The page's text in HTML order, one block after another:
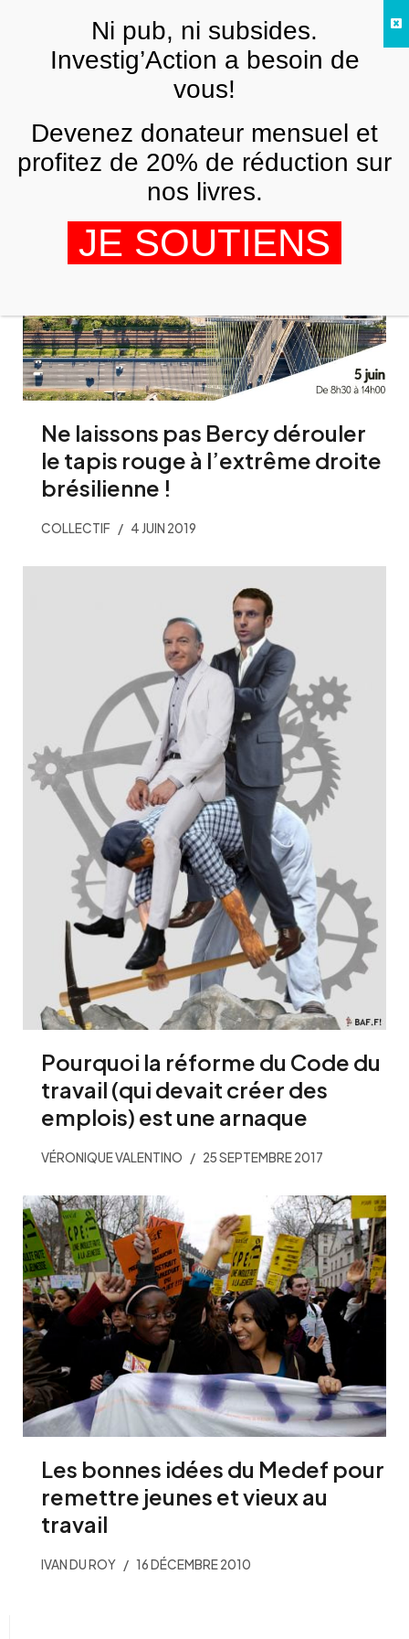
Ne laissons pas Bercy dérouler
le tapis rouge à l’extrême droite
brésilienne !
COLLECTIF 4 JUIN 2019
Pourquoi la réforme du Code du
travail (qui devait créer des
emplois) est une arnaque
VÉRONIQUE VALENTINO 25 SEPTEMBRE 2017
Les bonnes idées du Medef pour
remettre jeunes et vieux au
travail
IVAN DU ROY 16 DÉCEMBRE 2010
FRNi pub, ni subsides.
Investig’Action a besoin de
vous!
Devenez donateur mensuel et
profitez de 20% de réduction sur
nos livres.
JE SOUTIENS